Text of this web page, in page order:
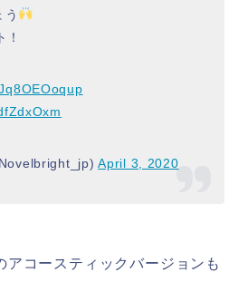
う
April 3, 2020
アコースティックバージョンも